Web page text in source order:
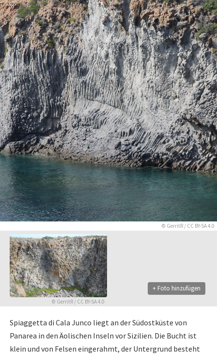
© GerritR / CC BY-SA 4.0
© GerritR / CC BY-SA 4.0
+ Foto hinzufügen
Spiaggetta di Cala Junco liegt an der Südostküste von
Panarea in den Äolischen Inseln vor Sizilien. Die Bucht ist
klein und von Felsen eingerahmt, der Untergrund besteht